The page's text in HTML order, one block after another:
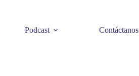
Podcast Contáctanos